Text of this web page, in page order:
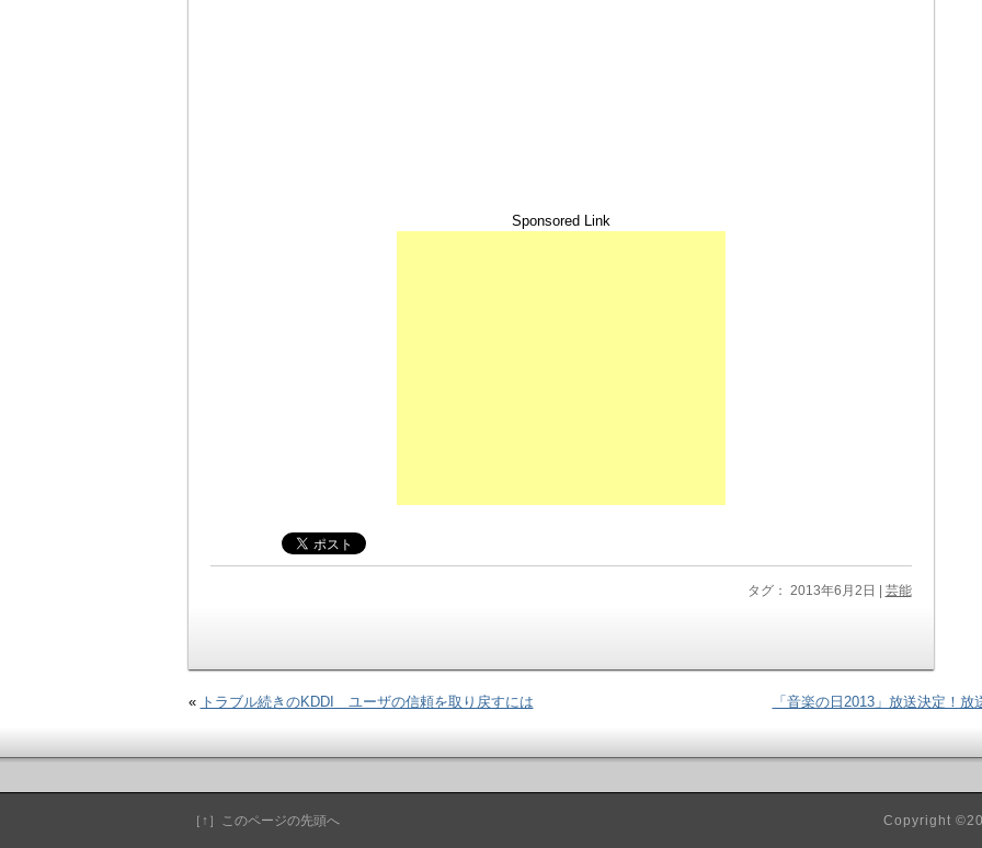
Sponsored Link
タグ： 2013年6月2日 | 芸能
« トラブル続きのKDDI ユーザの信頼を取り戻すには 「音楽の日2013」放送決定！
Copyright
［↑］このページの先頭へ